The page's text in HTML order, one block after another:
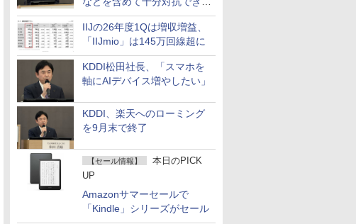
る」
IIJの26年度1Qは増収増益、
「IIJmio」は145万回線超に
KDDI松田社長、「スマホを
軸にAIデバイス増やしたい」
KDDI、楽天へのローミング
を9月末で終了
【セール情報】
本日のPICK
UP
Amazonサマーセールで
「Kindle」シリーズがセール